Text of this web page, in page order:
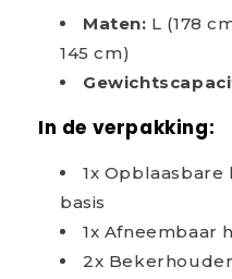
Maten: L (178
145 cm)
In de verpakking:
1x
basis
1x Afneembaar
2x